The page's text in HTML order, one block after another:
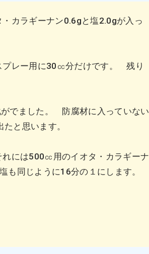
カラギーナン0.6gと塩2.0gが入っ
プレー用に30㏄分だけです。 残り
でました。 防腐材に入っていない
と思います。
には500㏄用のイオタ・カラギーナ
同じように16分の１にします。